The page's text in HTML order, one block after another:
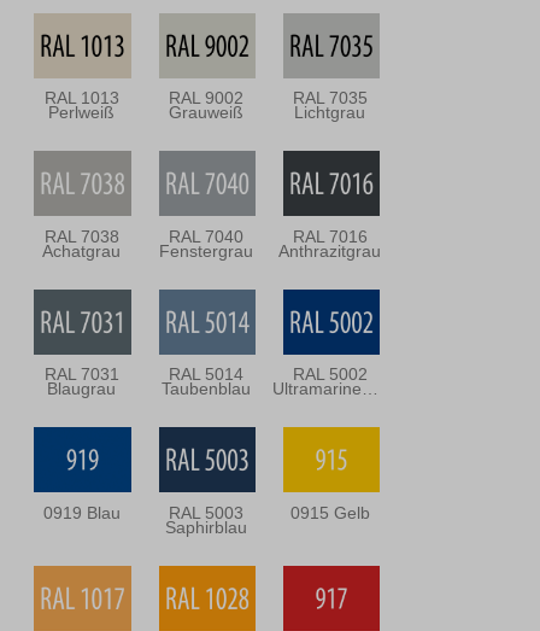
RAL 1013
Perlweiß
RAL 9002
Grauweiß
RAL 7035
Lichtgrau
RAL 7038
Achatgrau
RAL 7040
Fenstergrau
RAL 7016
Anthrazitgrau
RAL 7031
Blaugrau
RAL 5014
Taubenblau
RAL 5002
Ultramarineblau
0919 Blau RAL 5003
Saphirblau
0915 Gelb